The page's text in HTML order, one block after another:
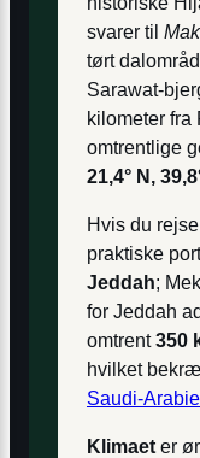
svarer til
tørt
Sarawat-
kilometer fra
omtrentlige
21,4° N,
Hvis du
praktiske
Jeddah;
for Jeddah
omtrent350
hvilket
Saudi-
Klimaet er